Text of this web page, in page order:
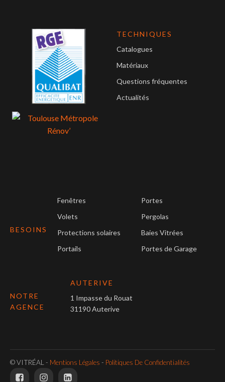
TECHNIQUES
Catalogues
Matériaux
Questions fréquentes
Actualités
BESOINS
Fenêtres
Volets
Protections solaires
Portails
Portes
Pergolas
Baies Vitrées
Portes de Garage
NOTRE
AGENCE
AUTERIVE
1 Impasse du Rouat
31190 Auterive
© VITRÉAL - Mentions Légales - Politiques De Confidentialités